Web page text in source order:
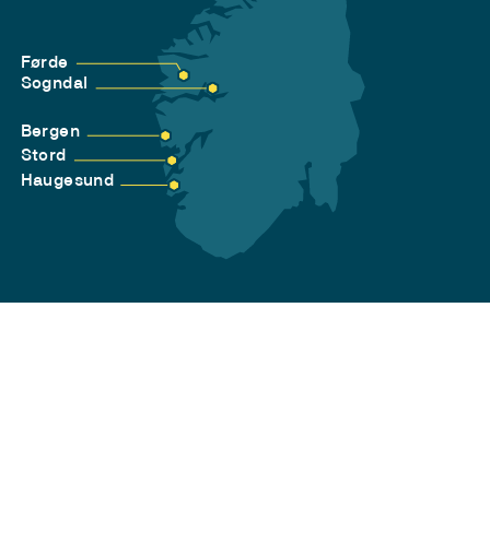
Førde
Sogndal
Bergen
Stord
Haugesund